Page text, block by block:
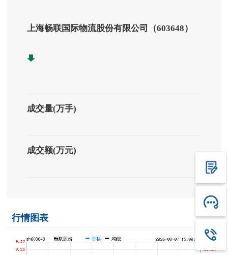
上海畅联国际物流股份有限公司（603648）
成交量(万手)
成交额(万元)
行情图表